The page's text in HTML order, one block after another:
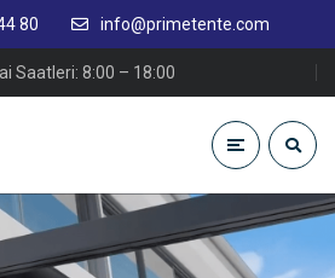
80 info@primetente.com
Saatleri: 8:00 – 18:00